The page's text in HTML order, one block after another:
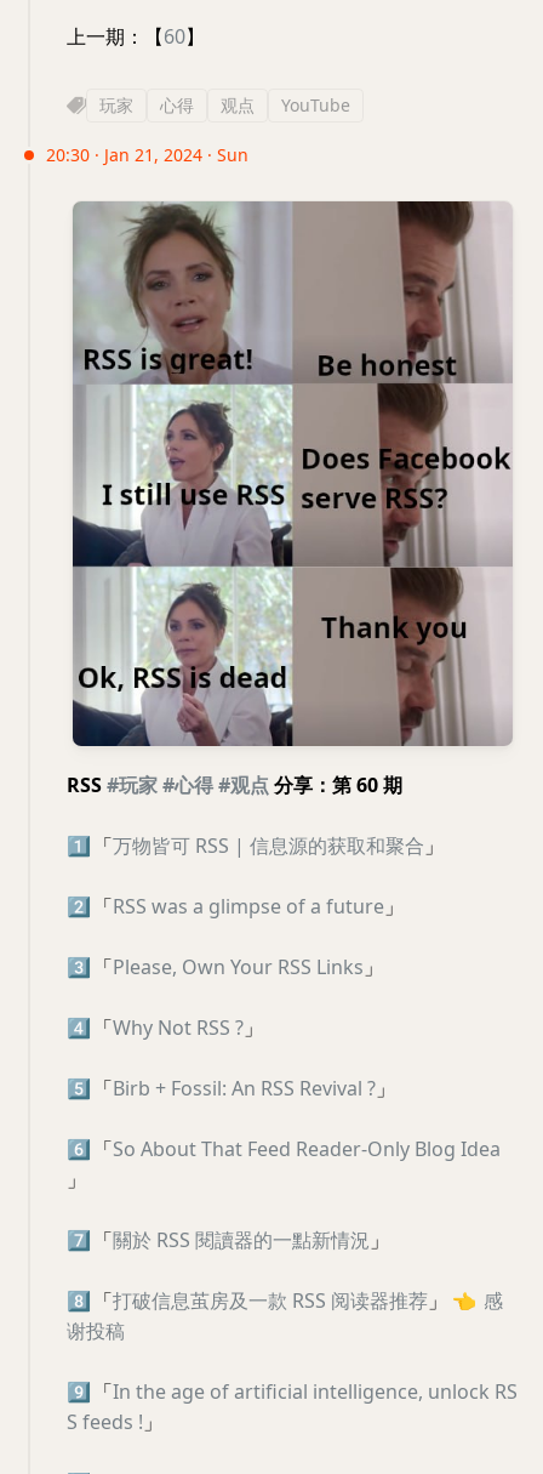
上一期：【60】
玩家 心得 观点 YouTube
20:30 · Jan 21, 2024 · Sun
RSS#玩家#心得#观点分享：第 60 期
1️⃣ 「万物皆可 RSS | 信息源的获取和聚合」
2️⃣ 「RSS was a glimpse of a future」
3️⃣ 「Please, Own Your RSS Links」
4️⃣ 「Why Not RSS ?」
5️⃣ 「Birb + Fossil: An RSS Revival ?」
6️⃣ 「So About That Feed Reader-Only Blog Idea
」
7️⃣ 「關於 RSS 閱讀器的一點新情況」
8️⃣ 「打破信息茧房及一款 RSS 阅读器推荐」 👈 感
谢投稿
9️⃣ 「In the age of artificial intelligence, unlock RS
S feeds !」